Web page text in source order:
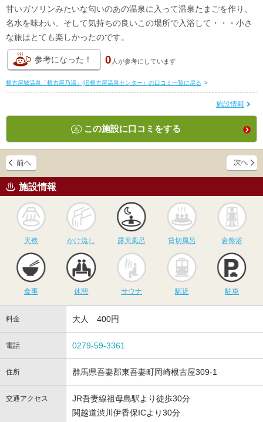
甘いガソリンみたいな匂いのあの温泉に入って温泉たまごを作り、
名水を味わい、そして気持ちの良いこの場所で入浴して・・・小さ
な旅はとても楽しかったのです。
参考になった！ 0 人が参考にしています
根古屋城温泉「根古屋乃湯」(旧根古屋温泉センター）の口コミ一覧に戻る >
施設情報
この施設に口コミをする
施設情報
天然
かけ流し
かけ流し
露天風呂
露天風呂
貸切風呂
貸切風呂 岩盤浴
食事 休憩
サウナ
サウナ 駅近 駐車
料金 大人 400円
電話 0279-59-3361
住所 群馬県吾妻郡東吾妻町岡崎根古屋309-1
交通アクセス
JR吾妻線祖母島駅より徒歩30分
関越道渋川伊香保ICより30分